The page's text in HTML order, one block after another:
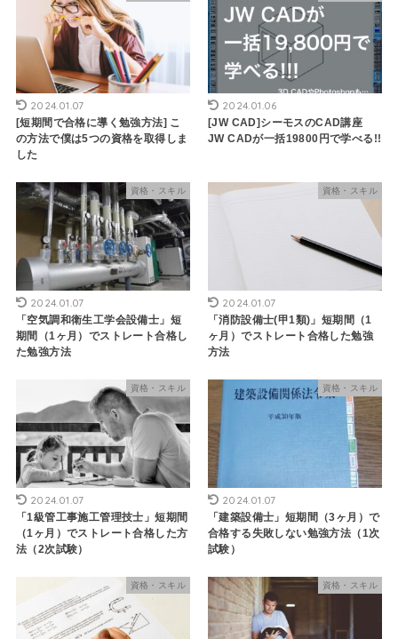
2024.01.07
[短期間で合格に導く勉強方法] こ
の方法で僕は5つの資格を取得しま
した
2024.01.06
[JW CAD]シーモスのCAD講座
JW CADが一括19800円で学べる!!
資格・スキル
2024.01.07
「空気調和衛生工学会設備士」短
期間（1ヶ月）でストレート合格し
た勉強方法
資格・スキル
2024.01.07
「消防設備士(甲1類)」短期間（1
ヶ月）でストレート合格した勉強
方法
資格・スキル
2024.01.07
「1級管工事施工管理技士」短期間
（1ヶ月）でストレート合格した方
法（2次試験）
資格・スキル
2024.01.07
「建築設備士」短期間（3ヶ月）で
合格する失敗しない勉強方法（1次
試験）
資格・スキル 資格・スキル